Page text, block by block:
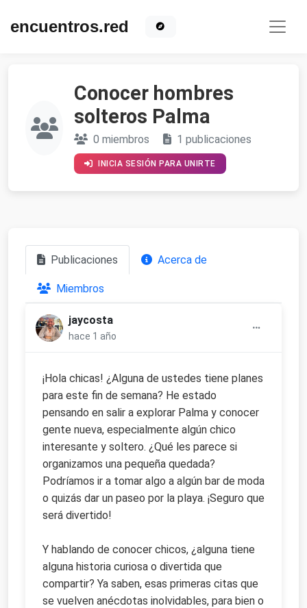
encuentros.red
Conocer hombres
solteros Palma
0 miembros 1 publicaciones
INICIA SESIÓN PARA UNIRTE
Publicaciones Acerca de
Miembros
jaycosta
hace 1 año
¡Hola chicas! ¿Alguna de ustedes tiene planes
para este fin de semana? He estado
pensando en salir a explorar Palma y conocer
gente nueva, especialmente algún chico
interesante y soltero. ¿Qué les parece si
organizamos una pequeña quedada?
Podríamos ir a tomar algo a algún bar de moda
o quizás dar un paseo por la playa. ¡Seguro que
será divertido!
Y hablando de conocer chicos, ¿alguna tiene
alguna historia curiosa o divertida que
compartir? Ya saben, esas primeras citas que
se vuelven anécdotas inolvidables, para bien o